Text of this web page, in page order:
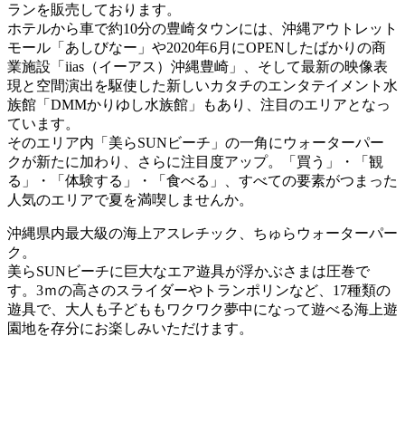
ランを販売しております。
ホテルから車で約10分の豊崎タウンには、沖縄アウトレット
モール「あしびなー」や2020年6月にOPENしたばかりの商
業施設「iias（イーアス）沖縄豊崎」、そして最新の映像表
現と空間演出を駆使した新しいカタチのエンタテイメント水
族館「DMMかりゆし水族館」もあり、注目のエリアとなっ
ています。
そのエリア内「美らSUNビーチ」の一角にウォーターパー
クが新たに加わり、さらに注目度アップ。「買う」・「観
る」・「体験する」・「食べる」、すべての要素がつまった
人気のエリアで夏を満喫しませんか。
沖縄県内最大級の海上アスレチック、ちゅらウォーターパー
ク。
美らSUNビーチに巨大なエア遊具が浮かぶさまは圧巻で
す。3ｍの高さのスライダーやトランポリンなど、17種類の
遊具で、大人も子どももワクワク夢中になって遊べる海上遊
園地を存分にお楽しみいただけます。